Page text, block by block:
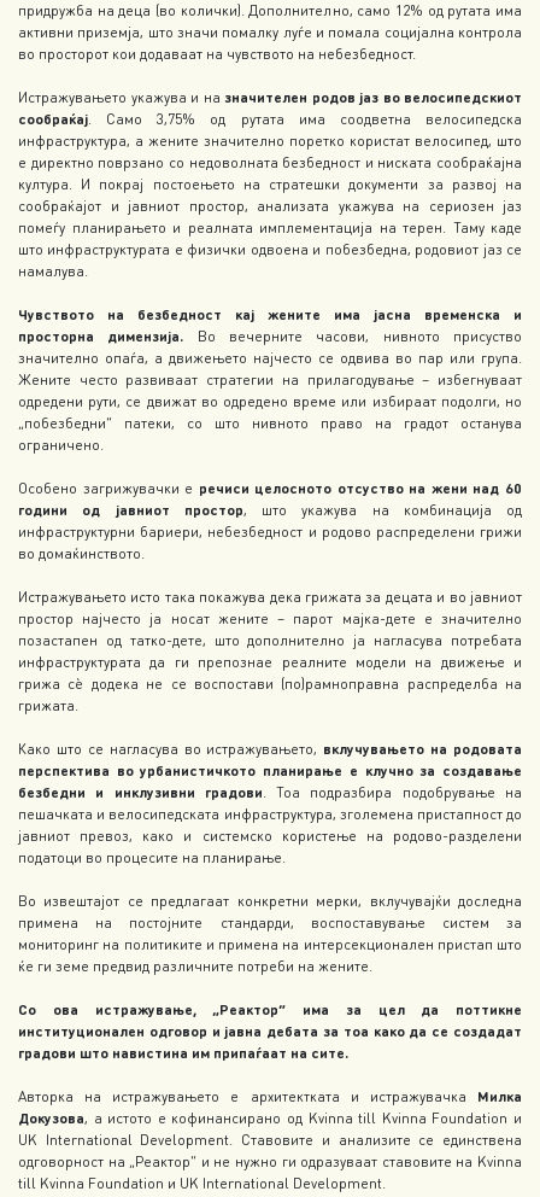
придружба на деца (во колички). Дополнително, само 12% од рутата има
активни приземја, што значи помалку луѓе и помала социјална контрола
во просторот кои додаваат на чувството на небезбедност.
Истражувањето укажува и на значителен родов јаз во велосипедскиот
сообраќај. Само 3,75% од рутата има соодветна велосипедска
инфраструктура, а жените значително поретко користат велосипед, што
е директно поврзано со недоволната безбедност и ниската сообраќајна
култура. И покрај постоењето на стратешки документи за развој на
сообраќајот и јавниот простор, анализата укажува на сериозен јаз
помеѓу планирањето и реалната имплементација на терен. Таму каде
што инфраструктурата е физички одвоена и побезбедна, родовиот јаз се
намалува.
Чувството на безбедност кај жените има јасна временска и
просторна димензија. Во вечерните часови, нивното присуство
значително опаѓа, а движењето најчесто се одвива во пар или група.
Жените често развиваат стратегии на прилагодување – избегнуваат
одредени рути, се движат во одредено време или избираат подолги, но
„побезбедни“ патеки, со што нивното право на градот останува
ограничено.
Особено загрижувачки е речиси целосното отсуство на жени над 60
години од јавниот простор, што укажува на комбинација од
инфраструктурни бариери, небезбедност и родово распределени грижи
во домаќинството.
Истражувањето исто така покажува дека грижата за децата и во јавниот
простор најчесто ја носат жените – парот мајка-дете е значително
позастапен од татко-дете, што дополнително ја нагласува потребата
инфраструктурата да ги препознае реалните модели на движење и
грижа сѐ додека не се воспостави (по)рамноправна распределба на
грижата.
Како што се нагласува во истражувањето, вклучувањето на родовата
перспектива во урбанистичкото планирање е клучно за создавање
безбедни и инклузивни градови. Тоа подразбира подобрување на
пешачката и велосипедската инфраструктура, зголемена пристапност до
јавниот превоз, како и системско користење на родово-разделени
податоци во процесите на планирање.
Во извештајот се предлагаат конкретни мерки, вклучувајќи доследна
примена на постојните стандарди, воспоставување систем за
мониторинг на политиките и примена на интерсекционален пристап што
ќе ги земе предвид различните потреби на жените.
Со ова истражување, „Реактор“ има за цел да поттикне
институционален одговор и јавна дебата за тоа како да се создадат
градови што навистина им припаѓаат на сите.
Авторка на истражувањето е архитектката и истражувачка Милка
Докузова, а истото е кофинансирано од Kvinna till Kvinna Foundation и
UK International Development. Ставовите и анализите се единствена
одговорност на „Реактор“ и не нужно ги одразуваат ставовите на Kvinna
till Kvinna Foundation и UK International Development.